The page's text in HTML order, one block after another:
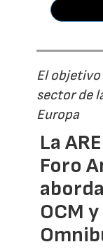
El objetivo
sector de
Europa
La
Foro
OCM